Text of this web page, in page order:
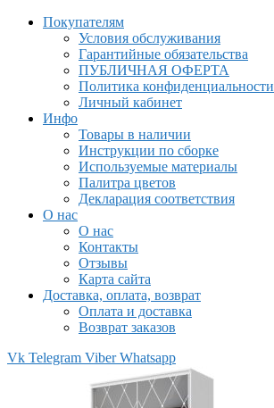
Покупателям
Условия обслуживания
Гарантийные обязательства
ПУБЛИЧНАЯ ОФЕРТА
Политика конфиденциальности
Личный кабинет
Инфо
Товары в наличии
Инструкции по сборке
Используемые материалы
Палитра цветов
Декларация соответствия
О нас
О нас
Контакты
Отзывы
Карта сайта
Доставка, оплата, возврат
Оплата и доставка
Возврат заказов
Vk Telegram Viber Whatsapp